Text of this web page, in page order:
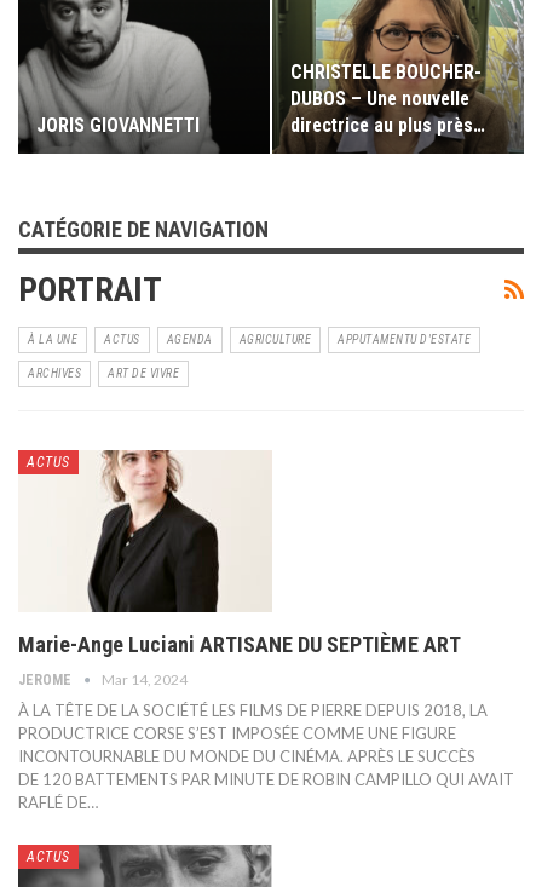
JORIS GIOVANNETTI
CHRISTELLE BOUCHER-
DUBOS – Une nouvelle
directrice au plus près…
CATÉGORIE DE NAVIGATION
PORTRAIT
À LA UNE ACTUS AGENDA AGRICULTURE APPUTAMENTU D'ESTATE
ARCHIVES ART DE VIVRE
ACTUS
Marie-Ange Luciani ARTISANE DU SEPTIÈME ART
JEROME Mar 14, 2024
À LA TÊTE DE LA SOCIÉTÉ LES FILMS DE PIERRE DEPUIS 2018, LA
PRODUCTRICE CORSE S’EST IMPOSÉE COMME UNE FIGURE
INCONTOURNABLE DU MONDE DU CINÉMA. APRÈS LE SUCCÈS
DE 120 BATTEMENTS PAR MINUTE DE ROBIN CAMPILLO QUI AVAIT
RAFLÉ DE…
ACTUS